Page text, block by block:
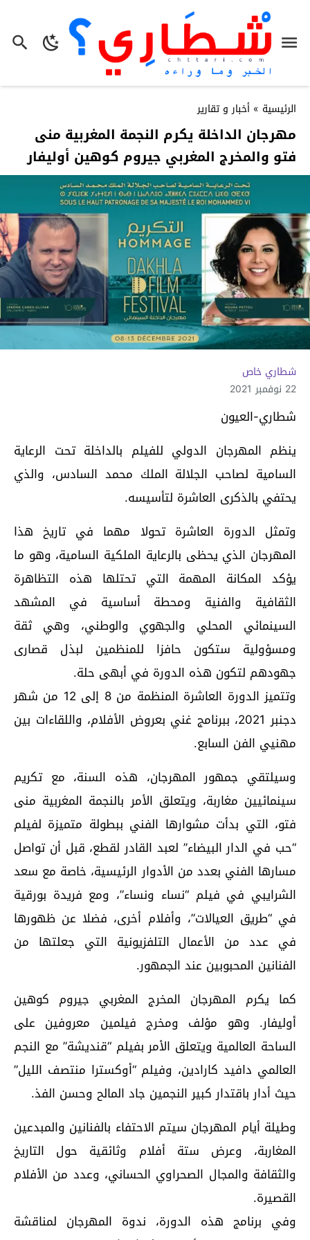
الرئيسية » أخبار و تقارير
مهرجان الداخلة يكرم النجمة المغربية منى
فتو والمخرج المغربي جيروم كوهين أوليفار
شطاري خاص
22 نوفمبر 2021
شطاري-العيون
ينظم المهرجان الدولي للفيلم بالداخلة تحت الرعاية
السامية لصاحب الجلالة الملك محمد السادس، والذي
يحتفي بالذكرى العاشرة لتأسيسه.
وتمثل الدورة العاشرة تحولا مهما في تاريخ هذا
المهرجان الذي يحظى بالرعاية الملكية السامية، وهو ما
يؤكد المكانة المهمة التي تحتلها هذه التظاهرة
الثقافية والفنية ومحطة أساسية في المشهد
السينمائي المحلي والجهوي والوطني، وهي ثقة
ومسؤولية ستكون حافزا للمنظمين لبذل قصارى
جهودهم لتكون هذه الدورة في أبهى حلة.
وتتميز الدورة العاشرة المنظمة من 8 إلى 12 من شهر
دجنبر 2021، ببرنامج غني بعروض الأفلام، واللقاءات بين
مهنيي الفن السابع.
وسيلتقي جمهور المهرجان، هذه السنة، مع تكريم
سينمائيين مغاربة، ويتعلق الأمر بالنجمة المغربية منى
فتو، التي بدأت مشوارها الفني ببطولة متميزة لفيلم
“حب في الدار البيضاء” لعبد القادر لقطع، قبل أن تواصل
مسارها الفني بعدد من الأدوار الرئيسية، خاصة مع سعد
الشرايبي في فيلم “نساء ونساء”، ومع فريدة بورقية
في “طريق العيالات”، وأفلام أخرى، فضلا عن ظهورها
في عدد من الأعمال التلفزيونية التي جعلتها من
الفنانين المحبوبين عند الجمهور.
كما يكرم المهرجان المخرج المغربي جيروم كوهين
أوليفار. وهو مؤلف ومخرج فيلمين معروفين على
الساحة العالمية ويتعلق الأمر بفيلم “قنديشة” مع النجم
العالمي دافيد كارادين، وفيلم “أوكسترا منتصف الليل”
حيث أدار باقتدار كبير النجمين جاد المالح وحسن الفذ.
وطيلة أيام المهرجان سيتم الاحتفاء بالفنانين والمبدعين
المغاربة، وعرض ستة أفلام وثائقية حول التاريخ
والثقافة والمجال الصحراوي الحساني، وعدد من الأفلام
القصيرة.
وفي برنامج هذه الدورة، ندوة المهرجان لمناقشة